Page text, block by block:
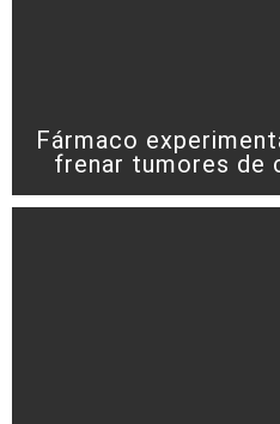
Fármaco
frenar tumores de